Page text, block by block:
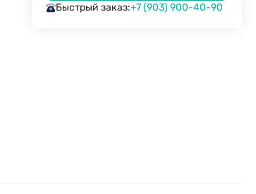
Быстрый заказ:+7 (903) 900-40-90